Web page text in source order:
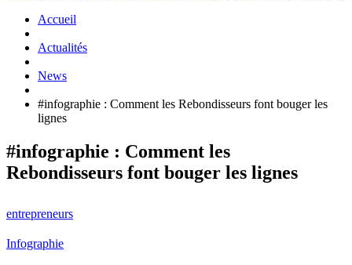
Accueil
Actualités
News
#infographie : Comment les Rebondisseurs font bouger les
lignes
#infographie : Comment les
Rebondisseurs font bouger les lignes
entrepreneurs
Infographie